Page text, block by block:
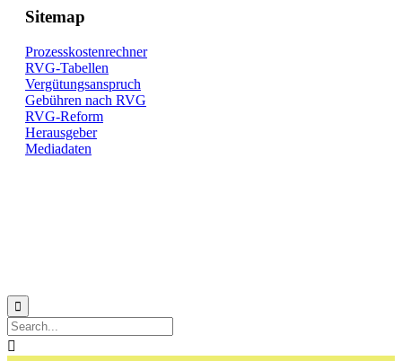
Sitemap
Prozesskostenrechner
RVG-Tabellen
Vergütungsanspruch
Gebühren nach RVG
RVG-Reform
Herausgeber
Mediadaten

